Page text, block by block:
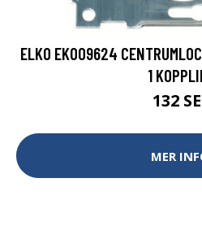
ELKO EKO09624
1
132
MER